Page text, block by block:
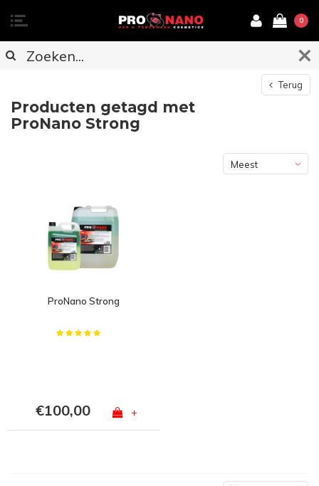
0
Terug
Producten getagd met
ProNano Strong
Meest
ProNano Strong
€100,00 +